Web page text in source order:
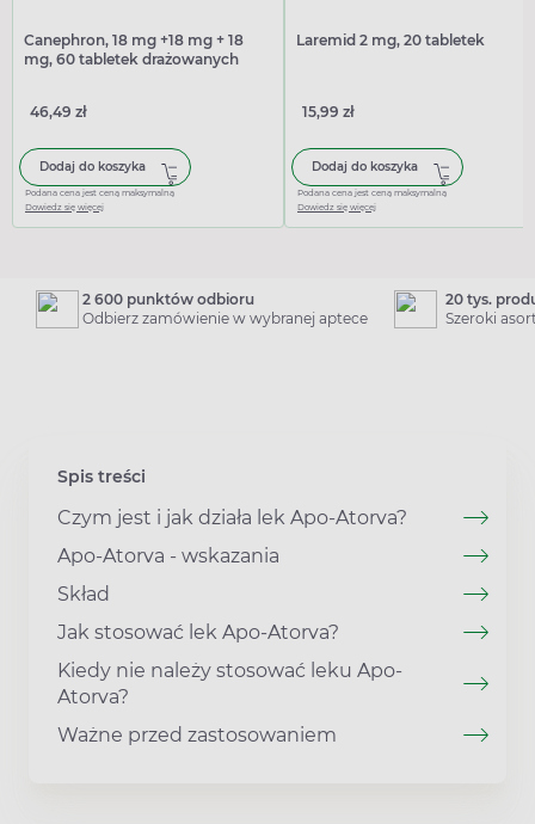
Canephron, 18 mg +18 mg + 18
mg, 60 tabletek drażowanych
46,49 zł
Dodaj do koszyka
Podana cena jest ceną maksymalną
Dowiedz się więcej
Laremid 2 mg, 20 tabletek
15,99 zł
Dodaj do koszyka
Podana cena jest ceną maksymalną
Dowiedz się więcej
2 600 punktów odbioru
Odbierz zamówienie w wybranej aptece
20 tys.
Szeroki
Spis treści
Czym jest i jak działa lek Apo-Atorva?
Apo-Atorva - wskazania
Skład
Jak stosować lek Apo-Atorva?
Kiedy nie należy stosować leku Apo-
Atorva?
Ważne przed zastosowaniem